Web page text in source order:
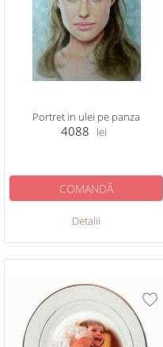
Portret in ulei pe panza
4088 lei
Detalii
COMANDĂ